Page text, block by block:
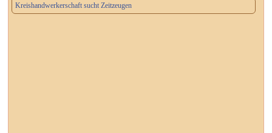
Kreishandwerkerschaft sucht Zeitzeugen